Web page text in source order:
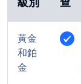
級別
查
黃金
和鉑
金